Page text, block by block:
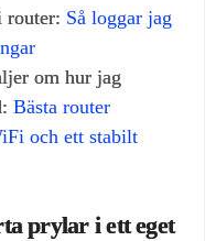
router: Så loggar jag
om hur jag
Bästa router
och ett stabilt
prylar i ett eget